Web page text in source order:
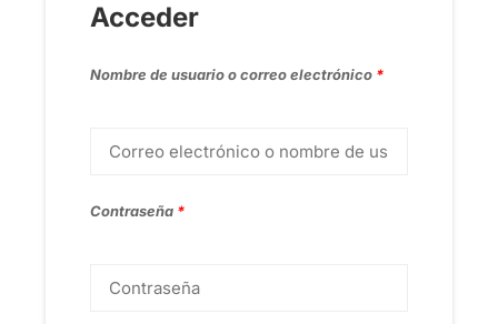
Acceder
Nombre de usuario o correo electrónico *
Contraseña *